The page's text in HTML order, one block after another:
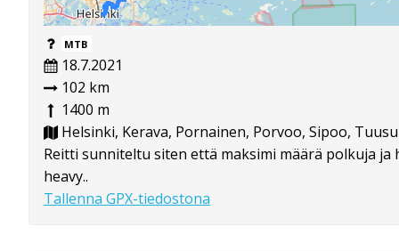
MTB
18.7.2021
102 km
1400 m
Helsinki, Kerava, Pornainen, Porvoo, Sipoo,
Reitti sunniteltu siten että maksimi määrä polkuja ja
heavy..
Tallenna GPX-tiedostona